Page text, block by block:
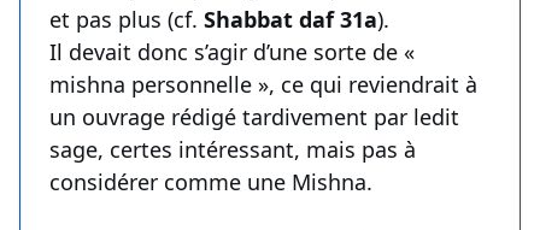
et pas plus (cf. Shabbat daf 31a).
Il devait donc s’agir d’une sorte de «
mishna personnelle », ce qui reviendrait à
un ouvrage rédigé tardivement par ledit
sage, certes intéressant, mais pas à
considérer comme une Mishna.